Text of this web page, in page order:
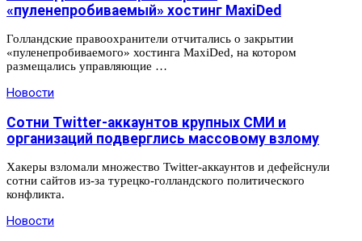
«пуленепробиваемый» хостинг MaxiDed
Голландские правоохранители отчитались о закрытии
«пуленепробиваемого» хостинга MaxiDed, на котором
размещались управляющие …
Новости
Сотни Twitter-аккаунтов крупных СМИ и
организаций подверглись массовому взлому
Хакеры взломали множество Twitter-аккаунтов и дефейснули
сотни сайтов из-за турецко-голландского политического
конфликта.
Новости